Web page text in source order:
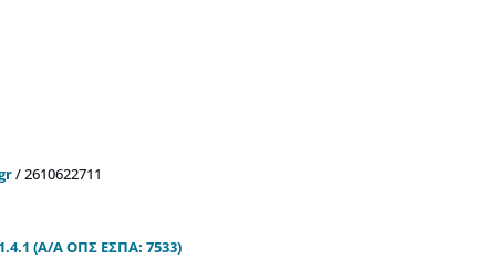
/ 2610622711
(Α/Α ΟΠΣ ΕΣΠΑ: 7533)